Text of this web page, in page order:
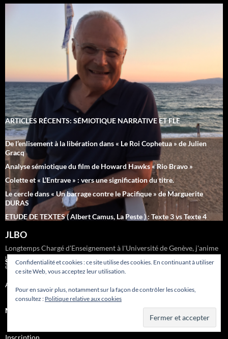
JLBO
Longtemps Chargé d'Enseignement à l'Université de Genève, j'anime
un site consacré à l'enseignement de la littérature française moderne
en FLE : www.beylardozeroff.org
Afficher le Profil Complet →
ARTICLES RÉCENTS: SÉMIOTIQUE NARRATIVE ET FLE
De l’enlisement à la libération dans « Le Roi Cophetua » de Julien
Gracq
Analyse sémiotique du film de Howard Hawks « Rio Bravo »
Colette et « L’Entrave » : vers une signification du titre.
Le cercle dans « Un barrage contre le Pacifique » de Marguerite
DURAS
ETUDE DE TEXTES ( Albert Camus, La Peste ) : Texte 3 vs Texte 4
SUIVEZ-NOUS
MÉTA
Inscription
Confidentialité et cookies : ce site utilise des cookies. En continuant à utiliser
ce site Web, vous acceptez leur utilisation.
Pour en savoir plus, notamment sur la façon de contrôler les cookies,
consultez : Politique relative aux cookies